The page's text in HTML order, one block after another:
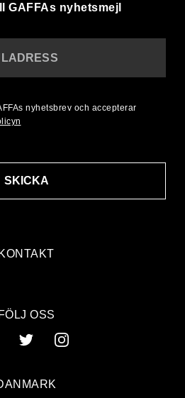
GAFFAs nyhetsmejl
KONTAKT
SKICKA
nyhetsbrev och accepterar
FÖLJ OSS